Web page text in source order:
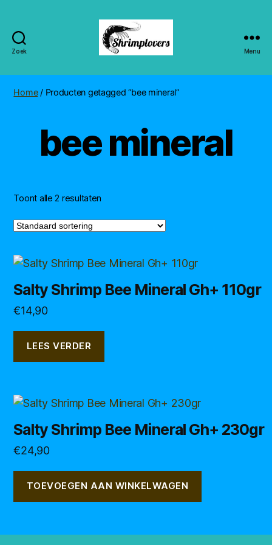
Zoek Menu
Home/ Producten getagged “bee mineral”
bee mineral
Toont alle 2 resultaten
Salty Shrimp Bee Mineral Gh+ 110gr
€14,90
LEES VERDER
Salty Shrimp Bee Mineral Gh+ 230gr
€24,90
TOEVOEGEN AAN WINKELWAGEN